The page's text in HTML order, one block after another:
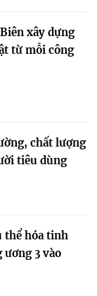
xây dựng
từ mỗi công
chất lượng
tiêu dùng
thể hóa tinh
3 vào